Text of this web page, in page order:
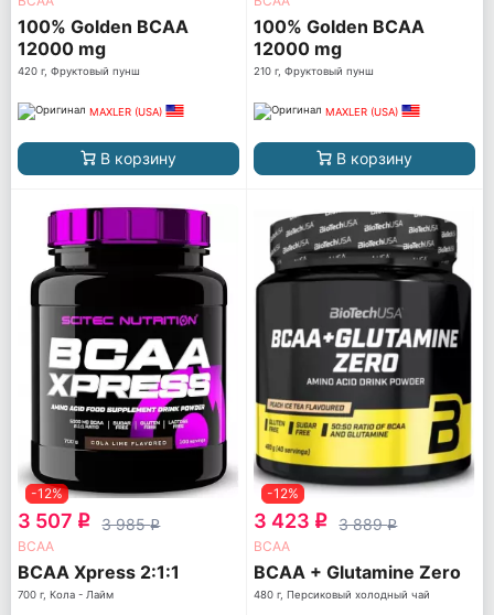
100% Golden BCAA
12000 mg
420 г, Фруктовый пунш
MAXLER (USA)
В корзину
100% Golden BCAA
12000 mg
210 г, Фруктовый пунш
MAXLER (USA)
В корзину
-12%
3 507 q 3 985q
ВСАА
BCAA Xpress 2:1:1
700 г, Кола - Лайм
-12%
3 423 q 3 889q
ВСАА
BCAA + Glutamine Zero
480 г, Персиковый холодный чай